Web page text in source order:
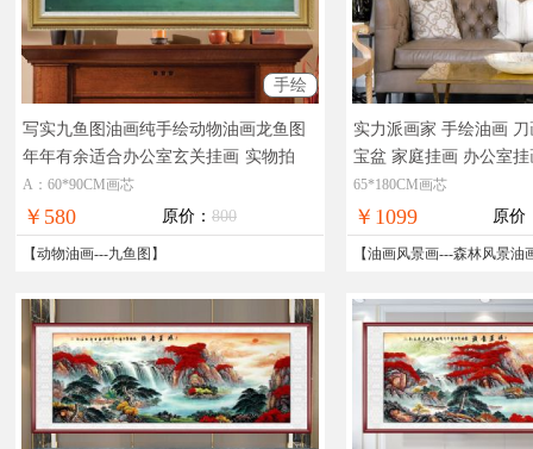
手绘
写实九鱼图油画纯手绘动物油画龙鱼图
年年有余适合办公室玄关挂画 实物拍
摄，现货图片，在线支付，全国免邮
A：60*90CM画芯
￥580 原价： 800
【动物油画---九鱼图 】
实力派画家 手绘油画
宝盆 家庭挂画 办公室
物拍摄，现货图片，在
邮
65*180CM画芯
￥1099 原价
【油画风景画---森林风景油